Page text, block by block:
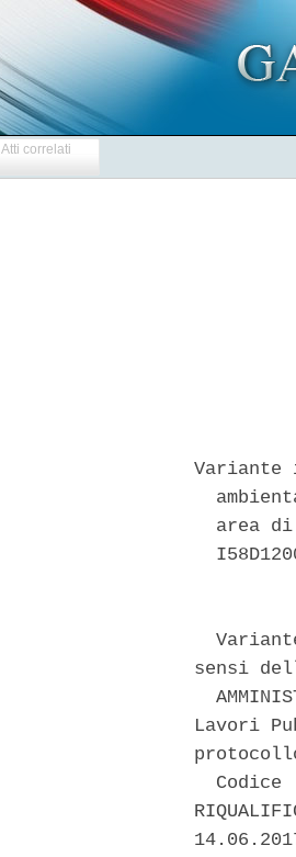
Atti correlati
Variante
area
sensi
Lavori
Codice